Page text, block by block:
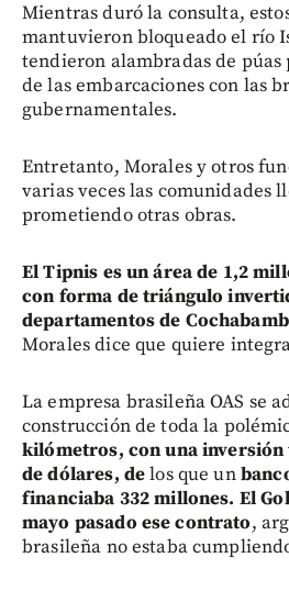
Mientras duró la consulta,
mantuvieron bloqueado el río
tendieron alambradas de
de las embarcaciones con las
gubernamentales.
Entretanto, Morales y otros
varias veces las comunidades
prometiendo otras obras.
El Tipnis es un área de 1,2
con forma de triángulo
departamentos de
Morales dice que quiere
La empresa brasileña OAS se
construcción de toda la
kilómetros, con una inversión
de dólares, delos que un
financiaba 332 millones. El
mayo pasado ese contrato,
brasileña no estaba